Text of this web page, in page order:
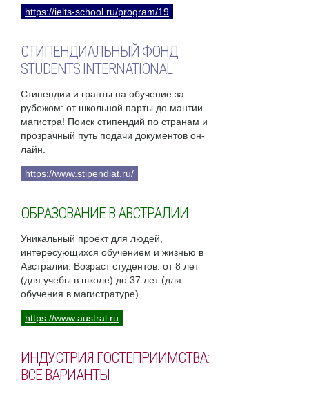
https://ielts-school.ru/program/19
СТИПЕНДИАЛЬНЫЙ ФОНД
STUDENTS INTERNATIONAL
Стипендии и гранты на обучение за
рубежом: от школьной парты до мантии
магистра! Поиск стипендий по странам и
прозрачный путь подачи документов он-
лайн.
https://www.stipendiat.ru/
ОБРАЗОВАНИЕ В АВСТРАЛИИ
Уникальный проект для людей,
интересующихся обучением и жизнью в
Австралии. Возраст студентов: от 8 лет
(для учебы в школе) до 37 лет (для
обучения в магистратуре).
https://www.austral.ru
ИНДУСТРИЯ ГОСТЕПРИИМСТВА:
ВСЕ ВАРИАНТЫ